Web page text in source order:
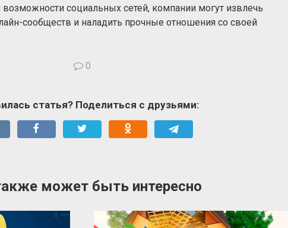
возможности социальных сетей, компании могут извлечь
сообществ и наладить прочные отношения со своей
0
статья? Поделиться с друзьями:
может быть интересно